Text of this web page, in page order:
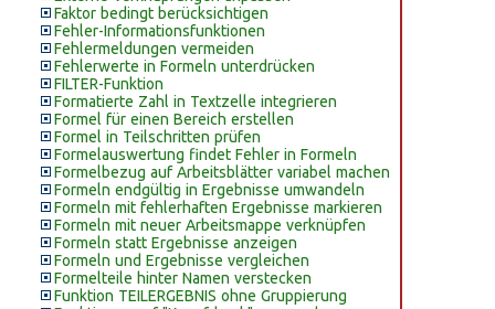
Faktor bedingt berücksichtigen
Fehler-Informationsfunktionen
Fehlermeldungen vermeiden
Fehlerwerte in Formeln unterdrücken
FILTER-Funktion
Formatierte Zahl in Textzelle integrieren
Formel für einen Bereich erstellen
Formel in Teilschritten prüfen
Formelauswertung findet Fehler in Formeln
Formelbezug auf Arbeitsblätter variabel machen
Formeln endgültig in Ergebnisse umwandeln
Formeln mit fehlerhaften Ergebnisse markieren
Formeln mit neuer Arbeitsmappe verknüpfen
Formeln statt Ergebnisse anzeigen
Formeln und Ergebnisse vergleichen
Formelteile hinter Namen verstecken
Funktion TEILERGEBNIS ohne Gruppierung